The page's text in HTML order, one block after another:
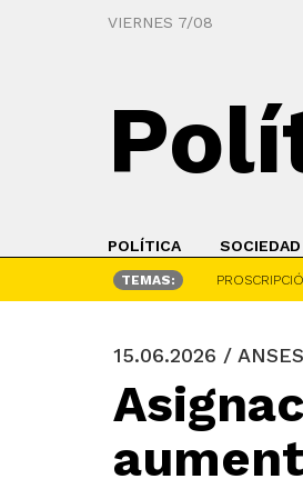
VIERNES 7/08
POLÍTICA SOCIEDAD
TEMAS:
15.06.2026 / ANSES